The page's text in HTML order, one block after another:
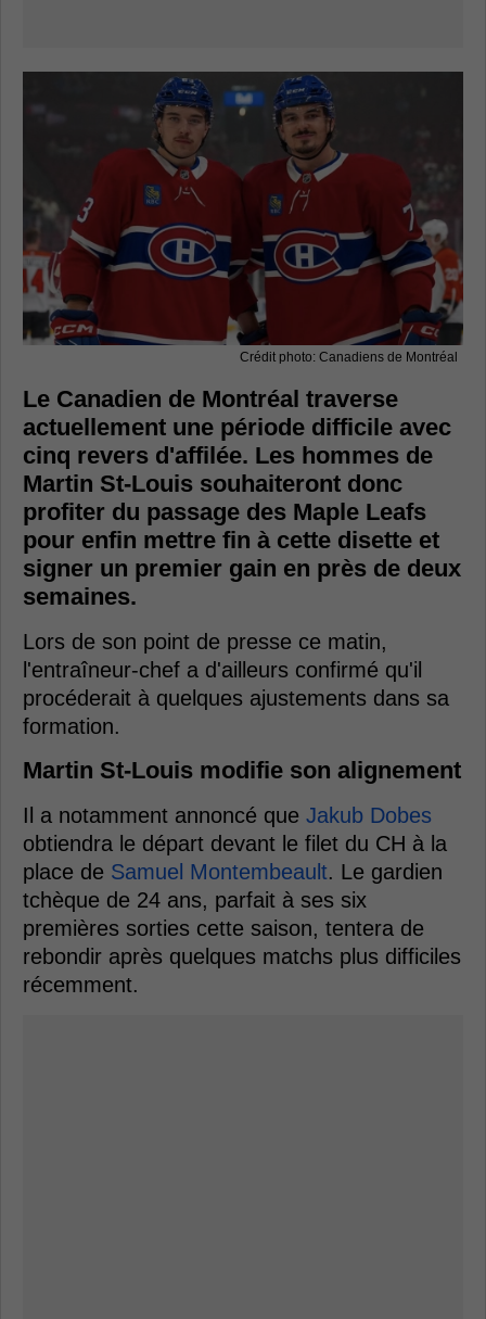
Crédit photo: Canadiens de Montréal
Le Canadien de Montréal traverse
actuellement une période difficile avec
cinq revers d'affilée. Les hommes de
Martin St-Louis souhaiteront donc
profiter du passage des Maple Leafs
pour enfin mettre fin à cette disette et
signer un premier gain en près de deux
semaines.
Lors de son point de presse ce matin,
l'entraîneur-chef a d'ailleurs confirmé qu'il
procéderait à quelques ajustements dans sa
formation.
Martin St-Louis modifie son alignement
Il a notamment annoncé que Jakub Dobes
obtiendra le départ devant le filet du CH à la
place de Samuel Montembeault. Le gardien
tchèque de 24 ans, parfait à ses six
premières sorties cette saison, tentera de
rebondir après quelques matchs plus difficiles
récemment.